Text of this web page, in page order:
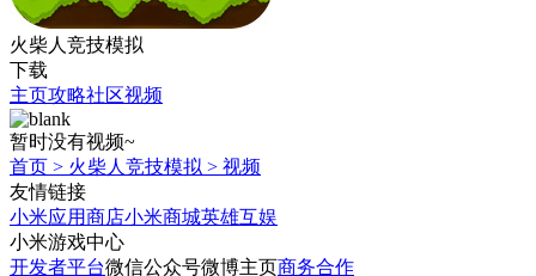
火柴人竞技模拟
下载
主页攻略社区视频
暂时没有视频~
首页 > 火柴人竞技模拟 > 视频
友情链接
小米应用商店小米商城英雄互娱
小米游戏中心
开发者平台微信公众号微博主页商务合作